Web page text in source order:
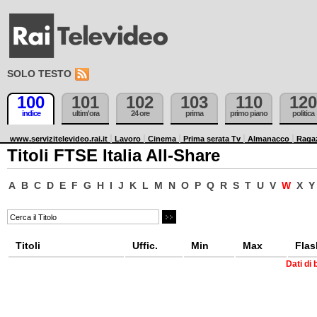
SOLO TESTO
100
indice
101
ultim'ora
102
24 ore
103
prima
110
primo piano
120
politica
www.servizitelevideo.rai.it Lavoro Cinema Prima serata Tv Almanacco
Titoli FTSE Italia All-Share
A B C D E F G H I J K L M N O P Q R S T U V W X Y
Titoli Uffic. Min Max
Dati di